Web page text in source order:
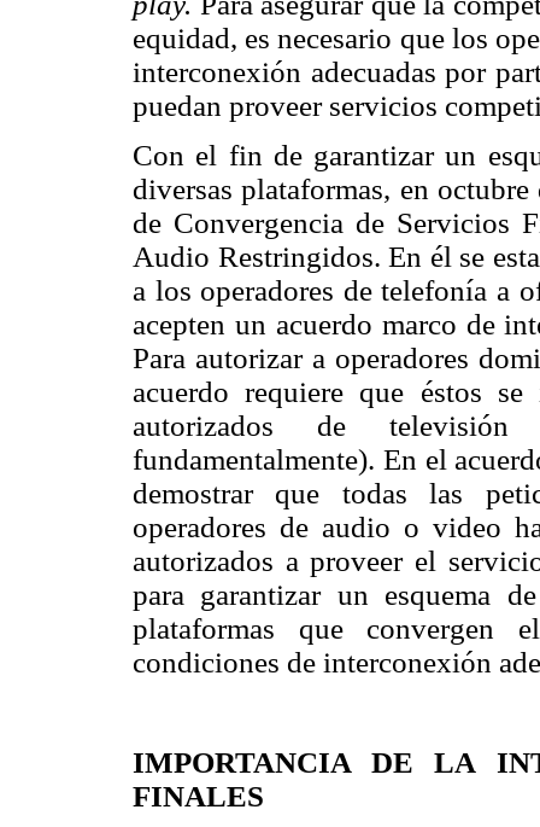
equidad, es necesario que los
interconexión adecuadas por
puedan proveer servicios
Con el fin de garantizar un
diversas plataformas, en
de Convergencia de Servicios
Audio Restringidos. En él se
a los operadores de telefonía a
acepten un acuerdo marco de
Para autorizar a operadores
acuerdo requiere que éstos
autorizados de
fundamentalmente). En el
demostrar que todas las
operadores de audio o video
autorizados a proveer el
para garantizar un esquema
plataformas que convergen
condiciones de interconexión
IMPORTANCIA DE LA
FINALES